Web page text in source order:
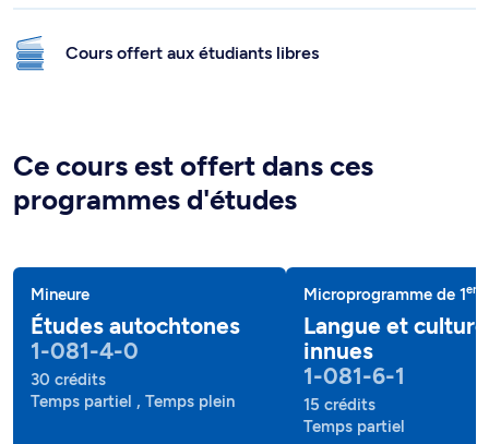
Cours offert aux étudiants libres
Ce cours est offert dans ces
programmes d'études
Mineure
Études autochtones
1-081-4-0
30 crédits
Temps partiel , Temps plein
Microprogramme de 1er
Langue et culture
innues
1-081-6-1
15 crédits
Temps partiel